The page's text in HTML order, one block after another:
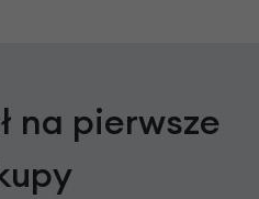
na pierwsze